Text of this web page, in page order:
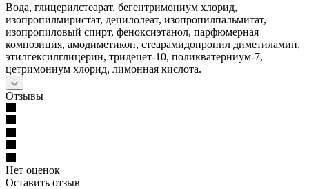
Вода, глицерилстеарат, бегентримониум хлорид,
изопропилмиристат, децилолеат, изопропилпальмитат,
изопропиловый спирт, феноксиэтанол, парфюмерная
композиция, амодиметикон, стеарамидопропил диметиламин,
этилгексилглицерин, тридецет-10, поликватерниум-7,
цетримониум хлорид, лимонная кислота.
Отзывы
Нет оценок
Оставить отзыв